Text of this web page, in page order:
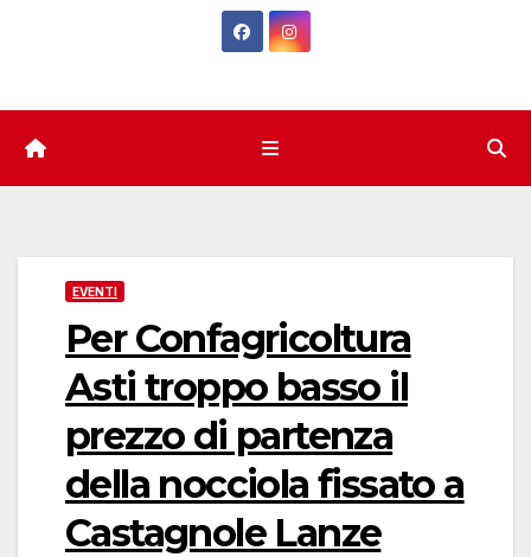
EVENTI
Per Confagricoltura
Asti troppo basso il
prezzo di partenza
della nocciola fissato a
Castagnole Lanze